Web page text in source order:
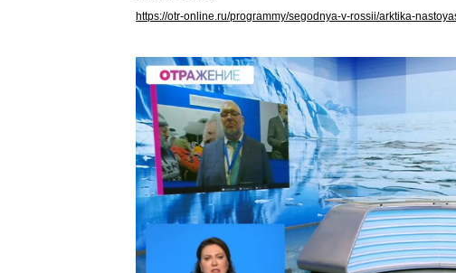
https://otr-online.ru/programmy/segodnya-v-rossii/arktika-